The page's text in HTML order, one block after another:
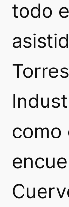
todo
como